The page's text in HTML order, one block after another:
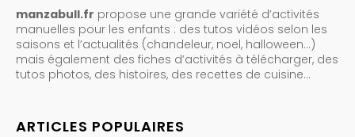
manzabull.fr propose une grande variété d’activités
manuelles pour les enfants : des tutos vidéos selon les
saisons et l’actualités (chandeleur, noel, halloween…)
mais également des fiches d’activités à télécharger, des
tutos photos, des histoires, des recettes de cuisine…
ARTICLES POPULAIRES